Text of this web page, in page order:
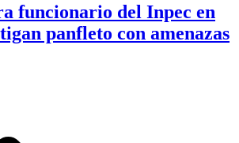
funcionario del Inpec en
panfleto con amenazas